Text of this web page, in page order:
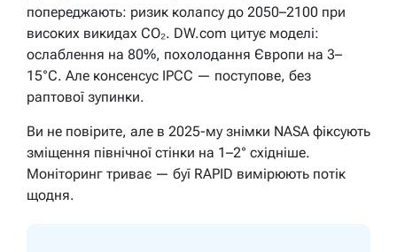
попереджають: ризик колапсу до 2050–2100 при
високих викидах CO₂. DW.com цитує моделі:
ослаблення на 80%, похолодання Європи на 3–
15°C. Але консенсус IPCC — поступове, без
раптової зупинки.
Ви не повірите, але в 2025-му знімки NASA фіксують
зміщення північної стінки на 1–2° східніше.
Моніторинг триває — буї RAPID вимірюють потік
щодня.